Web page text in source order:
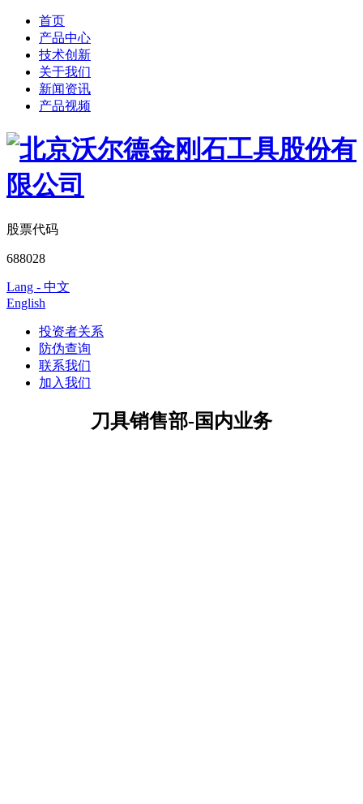
首页
产品中心
技术创新
关于我们
新闻资讯
产品视频
股票代码
688028
Lang - 中文
English
投资者关系
防伪查询
联系我们
加入我们
刀具销售部-国内业务